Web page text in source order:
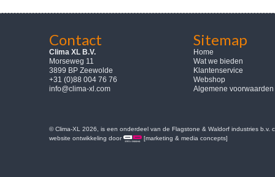
Contact
Clima XL B.V.
Morseweg 11
3899 BP Zeewolde
+31 (0)88 004 76 76
info@clima-xl.com
Sitemap
Home
Wat we bieden
Klantenservice
Webshop
Algemene voorwaarden
© Clima-XL 2026, is een onderdeel van de Flagstone & Waldorf industries b.v.
website ontwikkeling door
[marketing & media concepts]